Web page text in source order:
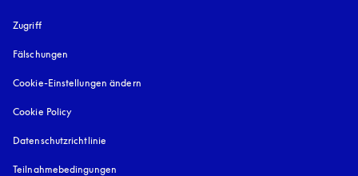
Zugrifföffnet sich in einem neuen Tab
Fälschungen
Cookie-Einstellungen ändern
Cookie Policy
Datenschutzrichtlinie
Teilnahmebedingungen